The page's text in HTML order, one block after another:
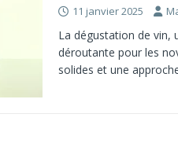
11 janvier 2025
La dégustation de vin,
déroutante pour les
solides et une